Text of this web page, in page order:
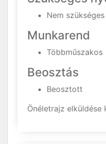
Nem
Munkarend
Többműszakos
Beosztás
Beosztott
Önéletrajz elküldése